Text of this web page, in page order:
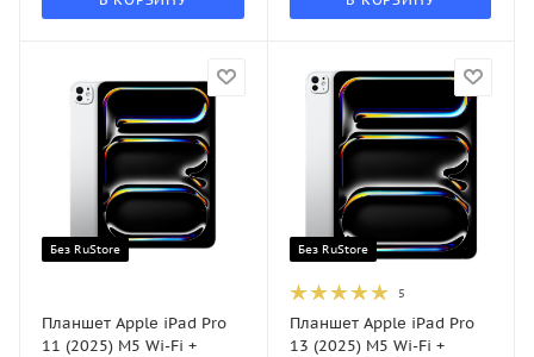
Без RuStore
Планшет Apple iPad Pro
11 (2025) M5 Wi-Fi +
Без RuStore
5
Планшет Apple iPad Pro
13 (2025) M5 Wi-Fi +